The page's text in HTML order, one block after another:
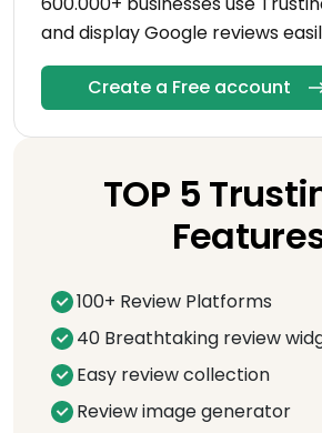
and display Google reviews
Create a Free account
TOP 5
100+ Review Platforms
40 Breathtaking review
Easy review collection
Review image generator